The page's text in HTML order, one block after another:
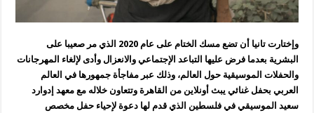
وإختارت تانيا أن تضع مسك الختام على عام 2020 الذي مر صعيبا على
البشرية بعدما فرض عليها التباعد الإجتماعي والانعزال وأدى لإلغاء المهرجانات
والحفلات الموسيقية حول العالم، وذلك عبر مفاجأة جمهورها في العالم
العربي بحفل غنائي يبث أونلاين من القاهرة وتتعاون خلاله مع معهد إدوارد
سعيد الموسيقي في فلسطين الذي قدم لها دعوة لإحياء حفل مخصص